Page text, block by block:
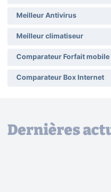
Meilleur Antivirus
Meilleur climatiseur
Comparateur Forfait mobile
Comparateur Box Internet
Dernières